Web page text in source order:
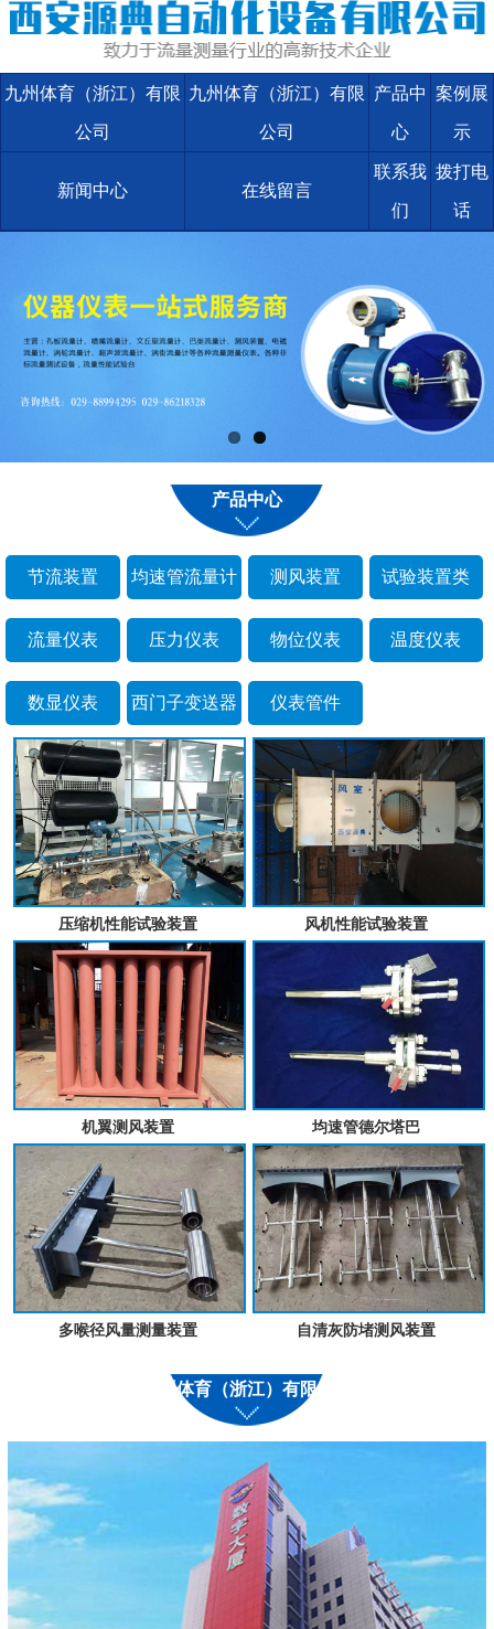
九州体育（浙江）有限
公司
九州体育（浙江）有限
公司
产品中
心
案例展
示
新闻中心 在线留言
联系我
们
拨打电
话
产品中心
节流装置 均速管流量计 测风装置 试验装置类
流量仪表 压力仪表 物位仪表 温度仪表
数显仪表 西门子变送器 仪表管件
压缩机性能试验装置 风机性能试验装置
机翼测风装置 均速管德尔塔巴
多喉径风量测量装置 自清灰防堵测风装置
九州体育（浙江）有限公司